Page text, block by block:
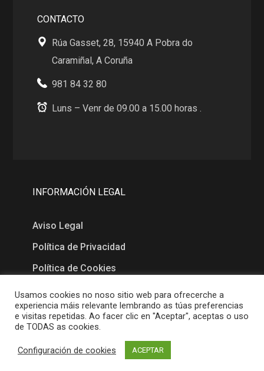
CONTACTO
Rúa Gasset, 28, 15940 A Pobra do
Caramiñal, A Coruña
981 84 32 80
Luns – Venr de 09.00 a 15.00 horas .
INFORMACIÓN LEGAL
Aviso Legal
Política de Privacidad
Política de Cookies
MAPA
Usamos cookies no noso sitio web para ofrecerche a
experiencia máis relevante lembrando as túas preferencias
e visitas repetidas. Ao facer clic en "Aceptar", aceptas o uso
de TODAS as cookies.
Configuración de cookies ACEPTAR